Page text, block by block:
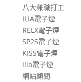
八大兼職打工
ILIA電子煙
RELX電子煙
SP2S電子煙
KISS電子煙
ilia電子煙
網站顧問